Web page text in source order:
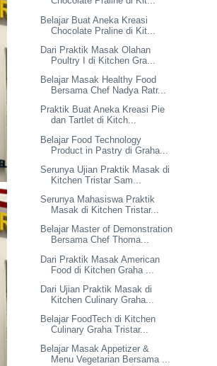
Belajar Buat Aneka Kreasi
Chocolate Praline di Kit...
Dari Praktik Masak Olahan
Poultry I di Kitchen Gra...
Belajar Masak Healthy Food
Bersama Chef Nadya Ratr...
Praktik Buat Aneka Kreasi Pie
dan Tartlet di Kitch...
Belajar Food Technology
Product in Pastry di Graha...
Serunya Ujian Praktik Masak di
Kitchen Tristar Sam...
Serunya Mahasiswa Praktik
Masak di Kitchen Tristar...
Belajar Master of Demonstration
Bersama Chef Thoma...
Dari Praktik Masak American
Food di Kitchen Graha ...
Dari Ujian Praktik Masak di
Kitchen Culinary Graha...
Belajar FoodTech di Kitchen
Culinary Graha Tristar...
Belajar Masak Appetizer &
Menu Vegetarian Bersama ...